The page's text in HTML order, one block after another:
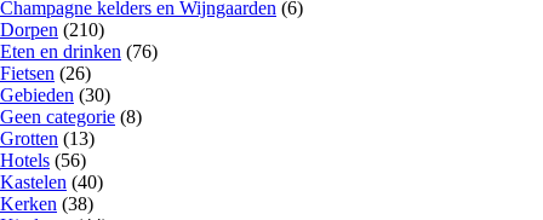
Champagne kelders en Wijngaarden (6)
Dorpen (210)
Eten en drinken (76)
Fietsen (26)
Gebieden (30)
Geen categorie (8)
Grotten (13)
Hotels (56)
Kastelen (40)
Kerken (38)